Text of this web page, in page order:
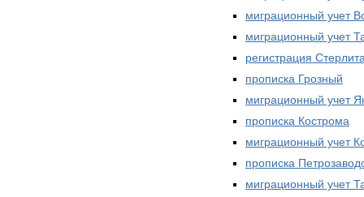
миграционный учет
миграционный учет
регистрация
прописка Грозный
миграционный учет
прописка Кострома
миграционный учет
прописка
миграционный учет